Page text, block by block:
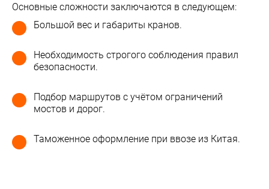
Основные сложности заключаются в следующем:
Большой вес и габариты кранов.
Необходимость строгого соблюдения правил
безопасности.
Подбор маршрутов с учётом ограничений
мостов и дорог.
Таможенное оформление при ввозе из Китая.